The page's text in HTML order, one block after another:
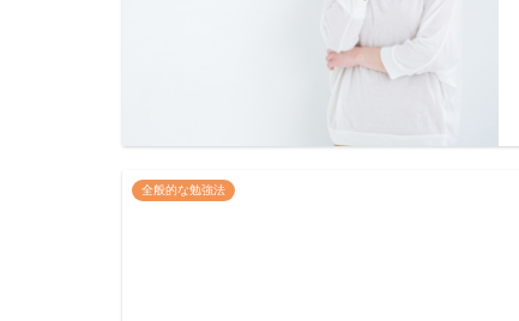
全般的な勉強法